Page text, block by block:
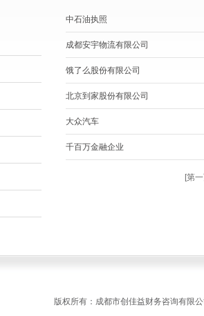
中石油执照
成都安宇物流有限公司
饿了么股份有限公司
北京到家股份有限公司
大众汽车
千百万金融企业
[第
版权所有：成都市创佳益财务咨询有限